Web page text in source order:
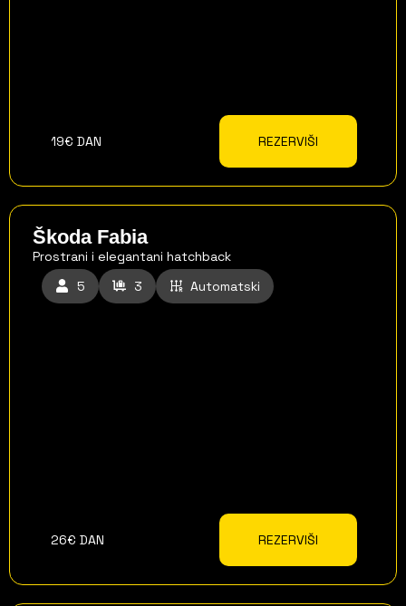
19€ DAN REZERVIŠI
Škoda Fabia
Prostrani i elegantani hatchback
5
3 Automatski
26€ DAN REZERVIŠI